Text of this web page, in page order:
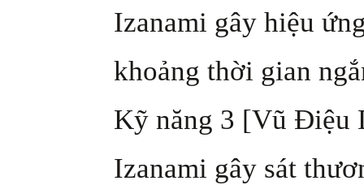
Izanami gây hiệu
khoảng thời gian
Kỹ năng 3 [Vũ Điệu
Izanami gây sát